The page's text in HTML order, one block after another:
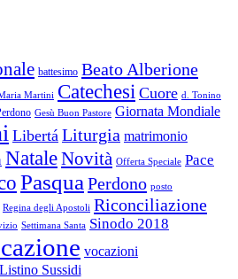
battesimo Beato Alberione
Martini Catechesi Cuore d. Tonino
Gesù Buon Pastore Giornata Mondiale
Libertá Liturgia matrimonio
NataleNovità Offerta Speciale Pace
PasquaPerdono posto
Regina degli Apostoli Riconciliazione
Settimana Santa Sinodo 2018
vocazioni
Listino Sussidi